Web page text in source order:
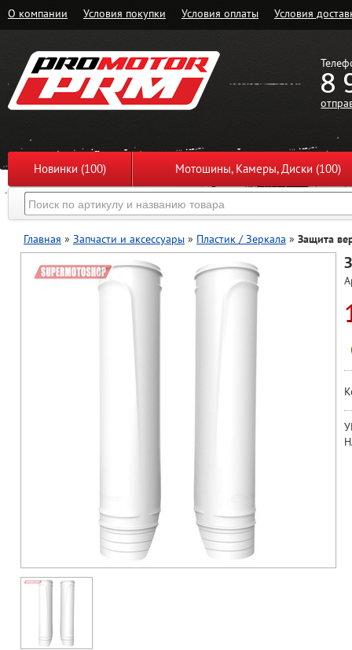
О компании Условия покупки Условия оплаты Условия
8
Новинки (100) Мотошины, Камеры, Диски (100)
Главная » Запчасти и аксессуары » Пластик / Зеркала » Защита